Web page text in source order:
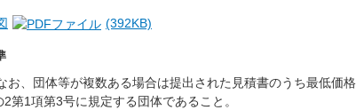
(392KB)
お、団体等が複数ある場合は提出された見積書のうち最低価格
第1項第3号に規定する団体であること。